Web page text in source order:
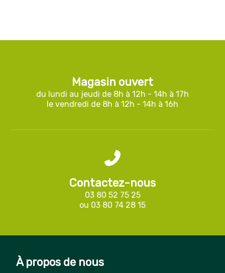
Magasin ouvert
du lundi au jeudi de 8h à 12h - 14h à 17h
le vendredi de 8h à 12h - 14h à 16h
Contactez-nous
03 80 52 75 25
ou 03 80 74 28 15
À propos de nous